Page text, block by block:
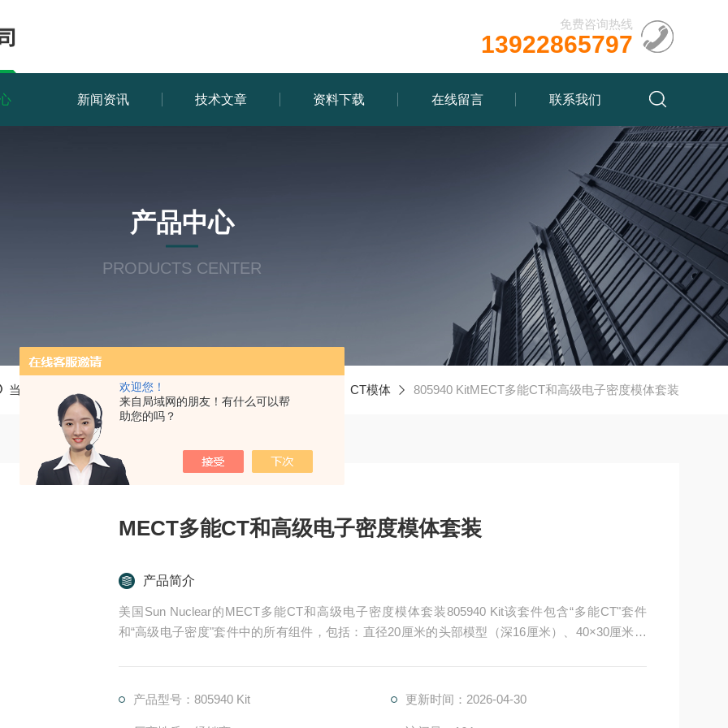
欢迎您！
来自局域网的朋友！有什么可以帮
助您的吗？
免费咨询热线
13922865797
新闻资讯 技术文章 资料下载 在线留言 联系我们
产品中心
PRODUCTS CENTER
当前位置： 产品中心 CT模体 805940 KitMECT多能CT和高级电子密度模体套装
MECT多能CT和高级电子密度模体套装
产品简介
美国Sun Nuclear的MECT多能CT和高级电子密度模体套装805940 Kit该套件包含“多能CT"套件
和“高级电子密度"套件中的所有组件，包括：直径20厘米的头部模型（深16厘米）、40×30厘米的
产品型号：805940 Kit 更新时间：2026-04-30